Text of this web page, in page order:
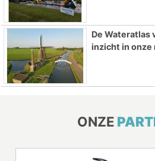
De Wateratlas
inzicht in
ONZE